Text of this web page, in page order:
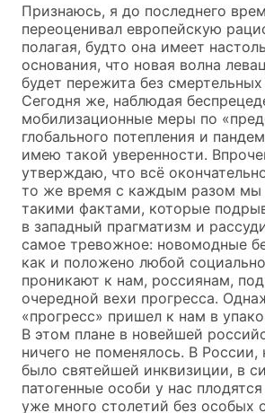
Признаюсь, я до последнего
переоценивал европейскую
полагая, будто она имеет
основания, что новая волна
будет пережита без
Сегодня же, наблюдая
мобилизационные меры по
глобального потепления и
имею такой уверенности.
утверждаю, что всё
то же время с каждым разом мы
такими фактами, которые
в западный прагматизм и
самое тревожное: новомодные
как и положено любой
проникают к нам, россиянам,
очередной вехи прогресса.
«прогресс» пришел к нам в
В этом плане в новейшей
ничего не поменялось. В
было святейшей инквизиции, в
патогенные особи у нас
уже много столетий без особых